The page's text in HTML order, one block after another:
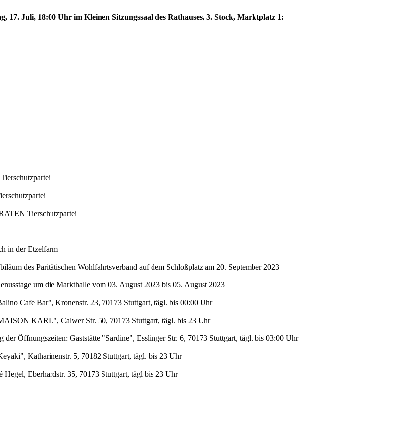
17. Juli, 18:00 Uhr im Kleinen Sitzungssaal des Rathauses, 3. Stock, Marktplatz 1:
Tierschutzpartei
in der Etzelfarm
des Paritätischen Wohlfahrtsverband auf dem Schloßplatz am 20. September 2023
um die Markthalle vom 03. August 2023 bis 05. August 2023
Cafe Bar", Kronenstr. 23, 70173 Stuttgart, tägl. bis 00:00 Uhr
KARL", Calwer Str. 50, 70173 Stuttgart, tägl. bis 23 Uhr
Öffnungszeiten: Gaststätte "Sardine", Esslinger Str. 6, 70173 Stuttgart, tägl. bis 03:00 Uhr
Katharinenstr. 5, 70182 Stuttgart, tägl. bis 23 Uhr
Eberhardstr. 35, 70173 Stuttgart, tägl bis 23 Uhr